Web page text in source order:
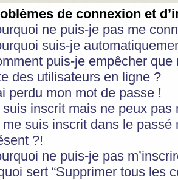
de connexion et
ne puis-je pas me
suis-je
puis-je empêcher
des utilisateurs en ligne ?
perdu mon mot de passe !
suis inscrit mais ne peux pas
me suis inscrit dans le
?!
ne puis-je pas
sert “Supprimer tous les